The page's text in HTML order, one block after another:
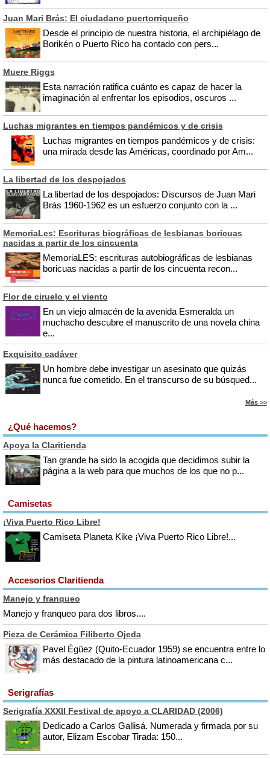
Juan Mari Brás: El ciudadano puertorriqueño
Desde el principio de nuestra historia, el archipiélago de
Borikén o Puerto Rico ha contado con pers...
Muere Riggs
Esta narración ratifica cuánto es capaz de hacer la
imaginación al enfrentar los episodios, oscuros ...
Luchas migrantes en tiempos pandémicos y de crisis
Luchas migrantes en tiempos pandémicos y de crisis:
una mirada desde las Américas, coordinado por Am...
La libertad de los despojados
La libertad de los despojados: Discursos de Juan Mari
Brás 1960-1962 es un esfuerzo conjunto con la ...
MemoriaLes: Escrituras biográficas de lesbianas boricuas
nacidas a partir de los cincuenta
MemoriaLES: escrituras autobiográficas de lesbianas
boricuas nacidas a partir de los cincuenta recon...
Flor de ciruelo y el viento
En un viejo almacén de la avenida Esmeralda un
muchacho descubre el manuscrito de una novela china
e...
Exquisito cadáver
Un hombre debe investigar un asesinato que quizás
nunca fue cometido. En el transcurso de su búsqued...
Más >>
¿Qué hacemos?
Apoya la Claritienda
Tan grande ha sido la acogida que decidimos subir la
página a la web para que muchos de los que no p...
Camisetas
¡Viva Puerto Rico Libre!
Camiseta Planeta Kike ¡Viva Puerto Rico Libre!...
Accesorios Claritienda
Manejo y franqueo
Manejo y franqueo para dos libros....
Pieza de Cerámica Filiberto Ojeda
Pavel Égüez (Quito-Ecuador 1959) se encuentra entre lo
más destacado de la pintura latinoamericana c...
Serigrafías
Serigrafía XXXII Festival de apoyo a CLARIDAD (2006)
Dedicado a Carlos Gallisá. Numerada y firmada por su
autor, Elizam Escobar Tirada: 150...